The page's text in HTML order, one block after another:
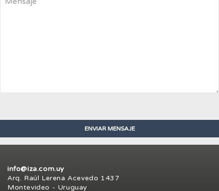
info@iza.com.uy
Arq. Raúl Lerena Acevedo 1437
Montevideo - Uruguay